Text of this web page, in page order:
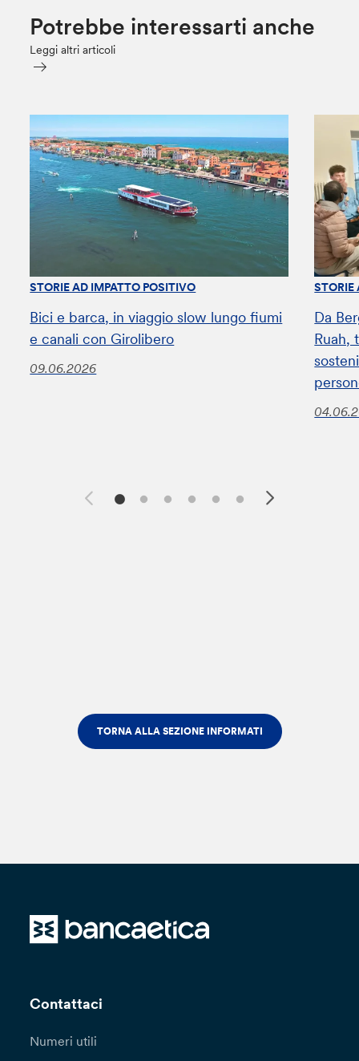
Potrebbe interessarti anche
Leggi altri articoli
STORIE AD IMPATTO POSITIVO
Bici e barca, in viaggio slow lungo fiumi
e canali con Girolibero
09.06.2026
STORIE
Da
Ruah,
TORNA ALLA SEZIONE INFORMATI
Contattaci
Numeri utili